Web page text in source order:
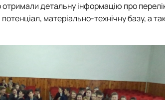
детальну інформацію про
матеріально-технічну базу, а